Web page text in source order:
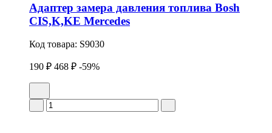
Адаптер замера давления топлива Bosh
CIS,K,KE Mercedes
Код товара: S9030
190 ₽ 468 ₽ -59%